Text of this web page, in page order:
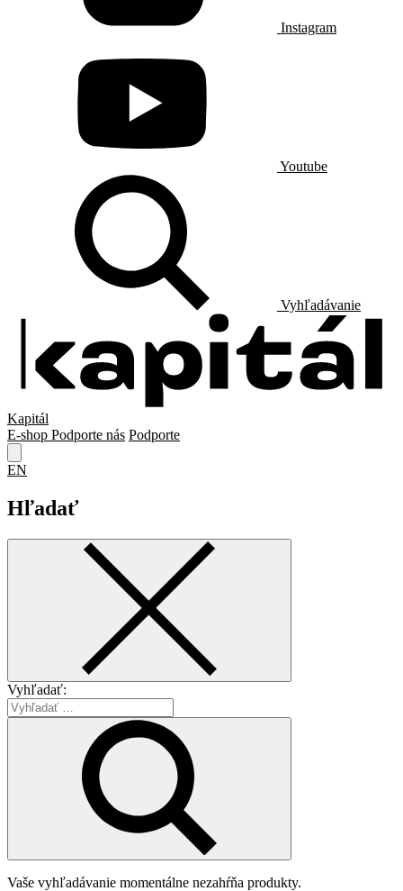
Instagram
Youtube
Vyhľadávanie
Kapitál
E-shop Podporte nás Podporte
EN
Hľadať
Vyhľadať:
Vaše vyhľadávanie momentálne nezahŕňa produkty.